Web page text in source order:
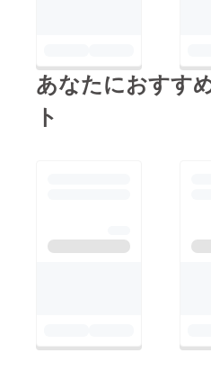
あなたにおすす
ト